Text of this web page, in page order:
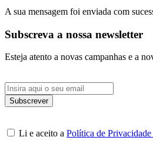
A sua mensagem foi enviada com
Subscreva a nossa newsletter
Esteja atento a novas campanhas e a
Li e aceito a Política de